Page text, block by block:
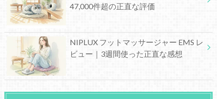
47,000件超の正直な評価
NIPLUX フットマッサージャー EMS レ
ビュー｜3週間使った正直な感想